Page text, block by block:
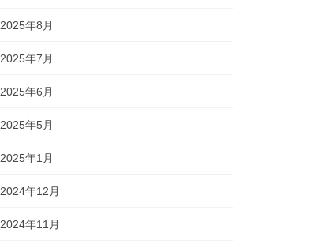
2025年8月
2025年7月
2025年6月
2025年5月
2025年1月
2024年12月
2024年11月